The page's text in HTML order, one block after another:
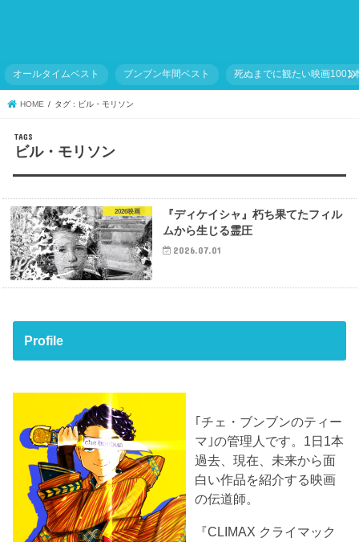
オールタイムベスト ブンブン年間ベスト 死ぬまでに観たい映画1001
HOME タグ : ビル・モリソン
ビル・モリソン
2026映画
『ディケイシャ』朽ち果てたフィル
ムから生じる霊圧
2026.07.01
Profile
｢チェ・ブンブンのティー
マ｣の管理人です。1日1本
過去、現在、未来から面
白い作品を紹介する映画
の伝道師。
『CLIMAX クライマック